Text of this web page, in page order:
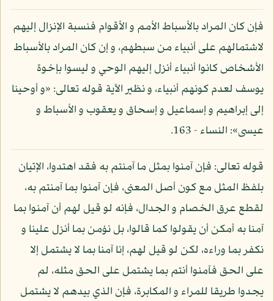
فإن كان المراد بالأسباط الأمم و الأقوام فنسبة الإنزال إليهم
لاشتمالهم على أنبياء من سبطهم، و إن كان المراد بالأسباط
الأشخاص كانوا أنبياء أنزل إليهم الوحي و ليسوا بإخوة
يوسف لعدم كونهم أنبياء، و نظير الآية قوله تعالى: «و أوحينا
إلى إبراهيم و إسماعيل و إسحاق و يعقوب و الأسباط و
عيسى»: النساء - 163.
قوله تعالى: فإن آمنوا بمثل ما آمنتم به فقد اهتدوا، الإتيان
بلفظ المثل مع كون أصل المعنى، فإن آمنوا بما آمنتم به،
لقطع عرق الخصام و الجدال، فإنه لو قيل لهم أن آمنوا بما
آمنا به أمكن أن يقولوا كما قالوا، بل نؤمن بما أنزل علينا و
نكفر بما وراءه، لكن لو قيل لهم، إنا آمنا بما لا يشتمل إلا
على الحق فآمنوا أنتم بما يشتمل على الحق مثله، لم
يجدوا طريقا للمراء و المكابرة، فإن الذي بيدهم لا يشتمل